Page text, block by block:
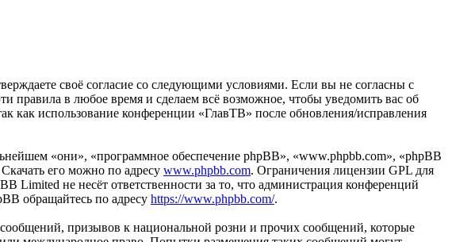
своё согласие со следующими условиями. Если вы не согласны с
правила в любое время и сделаем всё возможное, чтобы уведомить вас об
как использование конференции «ГлавТВ» после обновления/исправления
«они», «программное обеспечение phpBB», «www.phpbb.com», «phpBB
его можно по адресу www.phpbb.com. Ограничения лицензии GPL для
Limited не несёт ответственности за то, что администрация конференций
обращайтесь по адресу https://www.phpbb.com/.
призывов к национальной розни и прочих сообщений, которые